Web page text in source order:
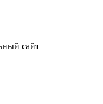
сайт